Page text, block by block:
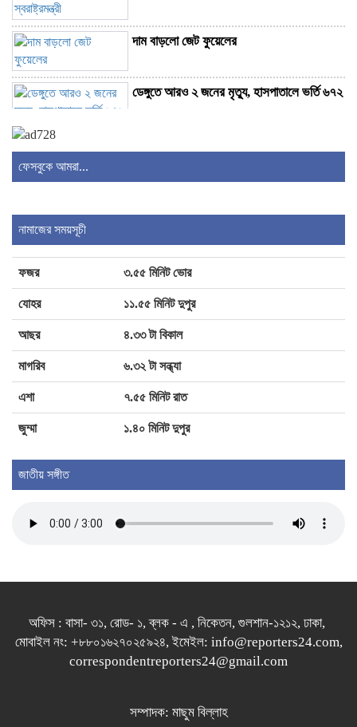
দাম বাড়লো জেট ফুয়েলের
ডেঙ্গুতে আরও ২ জনের মৃত্যু, হাসপাতালে ভর্তি ৬৭২
ফোন
১০ বছরের জ্বালানি পরিকল্পনা সংসদে তুলে ধরবে
কলকাতায় মমতার ওপর হামলা, অল্পের জন্য প্রাণে
রক্ষা
ফেসবুকে আমরা...
নামাজের সময়সূচী
ফজর ৩.৫৫ মিনিট ভোর
যোহর ১১.৫৫ মিনিট দুপুর
আছর ৪.৩৩ টা বিকাল
মাগরিব ৬.৩২ টা সন্ধ্যা
এশা ৭.৫৫ মিনিট রাত
জুম্মা ১.৪০ মিনিট দুপুর
জাতীয় সঙ্গীত
অফিস : বাসা- ৩১, রোড- ১, ব্লক - এ , নিকেতন, গুলশান-১২১২, ঢাকা,
মোবাইল নং: +৮৮০১৬২৭০২৫৯২৪, ইমেইল: info@reporters24.com,
correspondentreporters24@gmail.com
সম্পাদক: মাছুম বিল্লাহ